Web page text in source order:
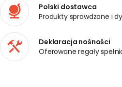
Polski dostawca
Produkty sprawdzone i
Deklaracja nośności
Oferowane regały